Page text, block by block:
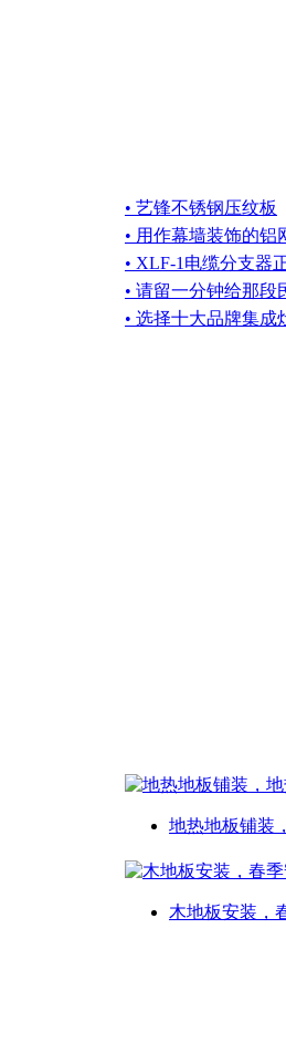
• 艺锋不锈钢压纹板
• 用作幕墙装饰的铝
• XLF-1电缆分支器
• 请留一分钟给那段
• 选择十大品牌集
地热地板铺装
木地板安装，